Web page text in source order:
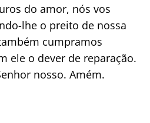
do amor, nós vos
lhe o preito de nossa
cumpramos
ele o dever de reparação.
nosso. Amém.